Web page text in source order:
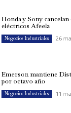
Honda y Sony
eléctricos Afeela
Negocios Industriales 26
Emerson mantiene
por octavo año
Negocios Industriales 11